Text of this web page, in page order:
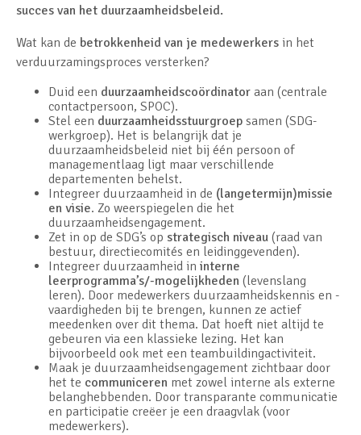
succes van het duurzaamheidsbeleid.
Wat kan de betrokkenheid van je medewerkers in het
verduurzamingsproces versterken?
Duid een duurzaamheidscoördinator aan (centrale
contactpersoon, SPOC).
Stel een duurzaamheidsstuurgroep samen (SDG-
werkgroep). Het is belangrijk dat je
duurzaamheidsbeleid niet bij één persoon of
managementlaag ligt maar verschillende
departementen behelst.
Integreer duurzaamheid in de (langetermijn)missie
en visie. Zo weerspiegelen die het
duurzaamheidsengagement.
Zet in op de SDG’s op strategisch niveau (raad van
bestuur, directiecomités en leidinggevenden).
Integreer duurzaamheid in interne
leerprogramma’s/-mogelijkheden (levenslang
leren). Door medewerkers duurzaamheidskennis en -
vaardigheden bij te brengen, kunnen ze actief
meedenken over dit thema. Dat hoeft niet altijd te
gebeuren via een klassieke lezing. Het kan
bijvoorbeeld ook met een teambuildingactiviteit.
Maak je duurzaamheidsengagement zichtbaar door
het te communiceren met zowel interne als externe
belanghebbenden. Door transparante communicatie
en participatie creëer je een draagvlak (voor
medewerkers).